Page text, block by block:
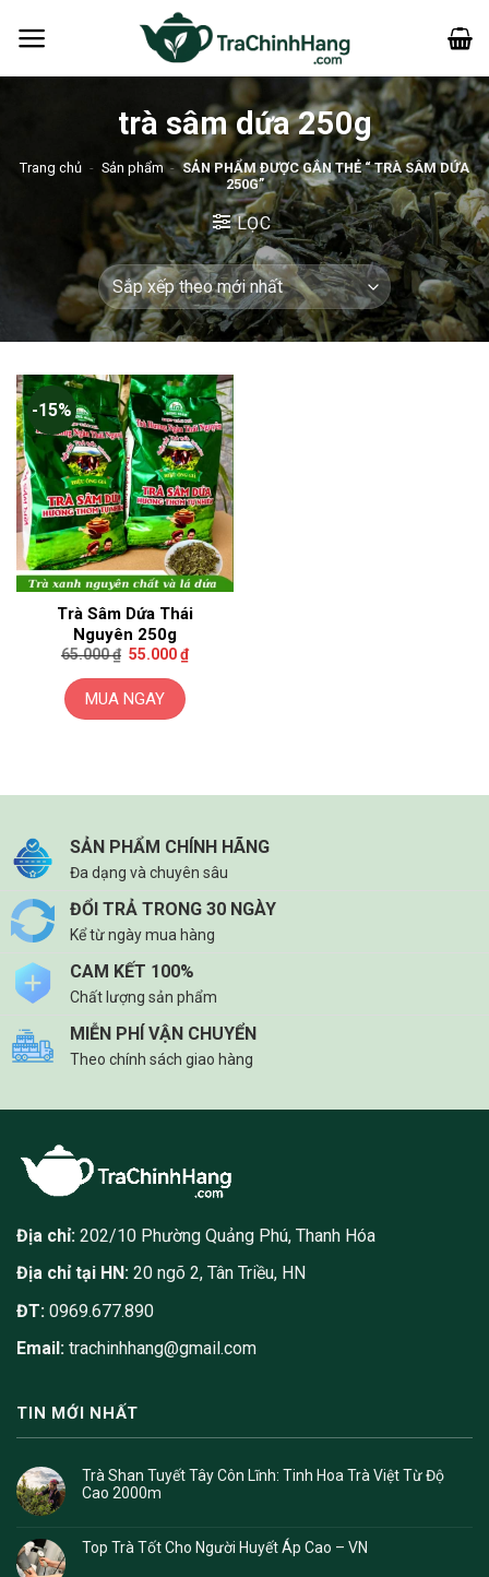
qua
trà sâm dứa 250g
Trang chủ - Sản phẩm - SẢN PHẨM ĐƯỢC GẮN THẺ “ TRÀ SÂM DỨA
250G”
LỌC
-15%
Trà Sâm Dứa Thái
Nguyên 250g
65.000₫ Giá
là:
65.000 ₫.
55.000₫Giá
hiện
MUA NGAY
SẢN PHẨM CHÍNH HÃNG
Đa dạng và chuyên sâu
ĐỔI TRẢ TRONG 30 NGÀY
Kể từ ngày mua hàng
CAM KẾT 100%
Chất lượng sản phẩm
MIỄN PHÍ VẬN CHUYỂN
Theo chính sách giao hàng
Địa chỉ: 202/10 Phường Quảng Phú, Thanh Hóa
Địa chỉ tại HN: 20 ngõ 2, Tân Triều, HN
ĐT: 0969.677.890
Email: trachinhhang@gmail.com
TIN MỚI NHẤT
Trà Shan Tuyết Tây Côn Lĩnh: Tinh Hoa Trà Việt Từ Độ
Cao 2000m
Top Trà Tốt Cho Người Huyết Áp Cao – VN